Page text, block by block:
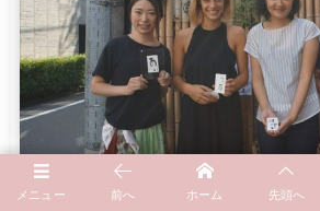
メニュー 前へ ホーム 先頭へ